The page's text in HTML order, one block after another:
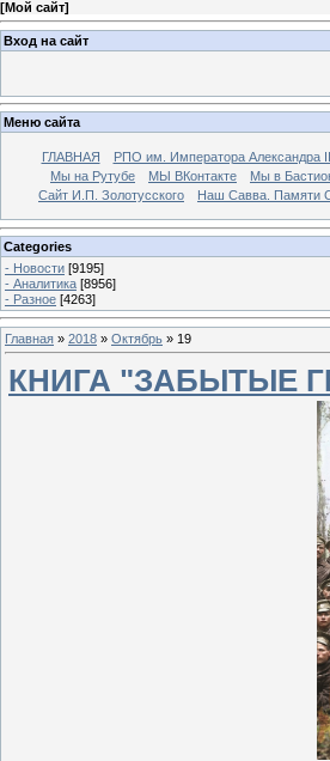
[Мой сайт]
Вход на сайт
Меню сайта
ГЛАВНАЯ РПО им. Императора Александра III
Мы на Рутубе
МЫ ВКонтакте Мы в
Сайт И.П. Золотусского
Наш Савва. Памяти
Categories
- Новости [9195]
- Аналитика [8956]
- Разное [4263]
Главная » 2018 » Октябрь » 19
КНИГА "ЗАБЫТЫЕ